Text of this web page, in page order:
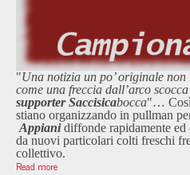
"Una notizia un po’ originale
come una freccia dall’arco
bocca"… Così
supporterSaccisica
stiano organizzando in pullman
Appianidiffonde rapidamente
da nuovi particolari colti freschi
collettivo.
Read more